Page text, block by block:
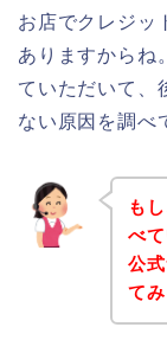
お店でクレジッ
ありますからね
ていただいて、
ない原因を調べ
も
べ
公
て